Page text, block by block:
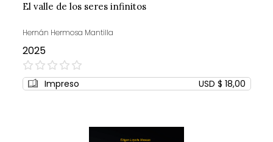
El valle de los seres infinitos
Hernán Hermosa Mantilla
2025
0%
Impreso USD $ 18,00